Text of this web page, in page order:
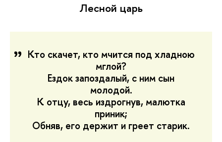
Лесной царь
Кто скачет, кто мчится под хладною
мглой?
Ездок запоздалый, с ним сын
молодой.
К отцу, весь издрогнув, малютка
приник;
Обняв, его держит и греет старик.